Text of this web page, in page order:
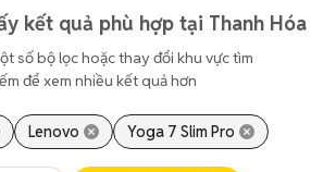
kết quả phù hợp tại Thanh Hóa
số bộ lọc hoặc thay đổi khu vực tìm
để xem nhiều kết quả hơn
Lenovo Yoga 7 Slim Pro